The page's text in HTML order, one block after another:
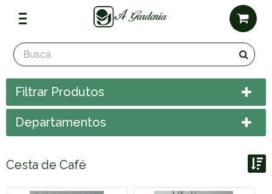
Filtrar Produtos
Departamentos
Cesta de Café